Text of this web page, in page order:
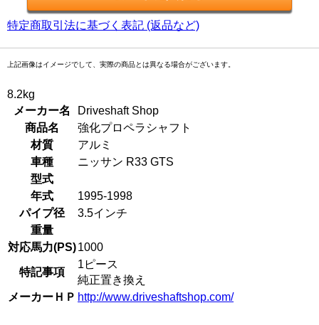
特定商取引法に基づく表記 (返品など)
上記画像はイメージでして、実際の商品とは異なる場合がございます。
8.2kg
メーカー名
Driveshaft Shop
商品名
強化プロペラシャフト
材質
アルミ
車種
ニッサン R33 GTS
型式
年式
1995-1998
パイプ径
3.5インチ
重量
対応馬力(PS)1000
特記事項
1ピース
純正置き換え
メーカーＨＰ http://www.driveshaftshop.com/